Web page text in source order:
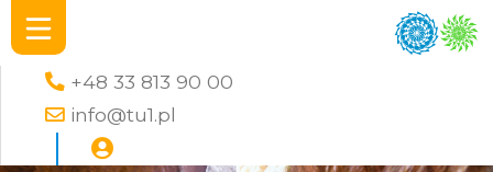
+48 33 813 90 00
info@tu1.pl